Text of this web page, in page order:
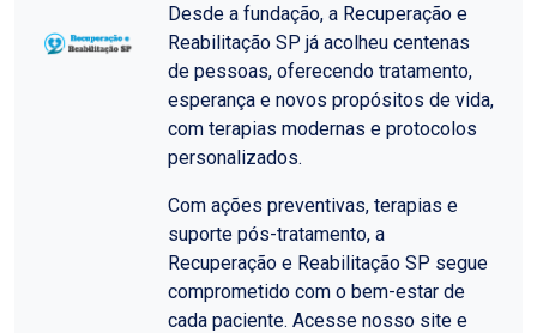
Desde a fundação, a Recuperação e
Reabilitação SP já acolheu centenas
de pessoas, oferecendo tratamento,
esperança e novos propósitos de vida,
com terapias modernas e protocolos
personalizados.
Com ações preventivas, terapias e
suporte pós-tratamento, a
Recuperação e Reabilitação SP segue
comprometido com o bem-estar de
cada paciente. Acesse nosso site e